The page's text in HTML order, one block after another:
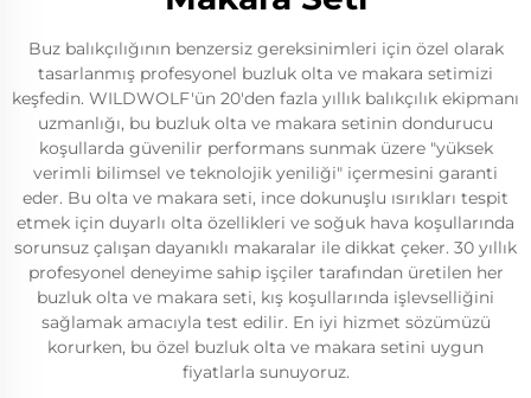
Buz balıkçılığının benzersiz gereksinimleri için özel olarak
tasarlanmış profesyonel buzluk olta ve makara setimizi
keşfedin. WILDWOLF'ün 20'den fazla yıllık balıkçılık ekipmanı
uzmanlığı, bu buzluk olta ve makara setinin dondurucu
koşullarda güvenilir performans sunmak üzere "yüksek
verimli bilimsel ve teknolojik yeniliği" içermesini garanti
eder. Bu olta ve makara seti, ince dokunuşlu ısırıkları tespit
etmek için duyarlı olta özellikleri ve soğuk hava koşullarında
sorunsuz çalışan dayanıklı makaralar ile dikkat çeker. 30 yıllık
profesyonel deneyime sahip işçiler tarafından üretilen her
buzluk olta ve makara seti, kış koşullarında işlevselliğini
sağlamak amacıyla test edilir. En iyi hizmet sözümüzü
korurken, bu özel buzluk olta ve makara setini uygun
fiyatlarla sunuyoruz.